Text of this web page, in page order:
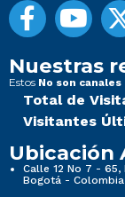
Nuestras
Estos No son
Total de
Visitantes
Ubicación
Calle 12 No 7 -
Bogotá - Colombia